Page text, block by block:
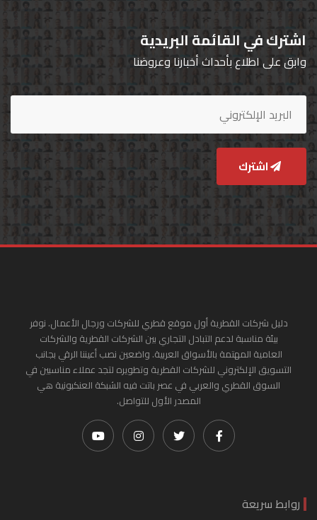
اشترك في القائمة البريدية
وابق على اطلاع بأحداث أخبارنا وعروضنا
اشترك
دليل شركات القطرية أول موقع قطري للشركات ورجال الأعمال. نوفر
بيئة مناسبة لدعم التبادل التجاري بين الشركات القطرية والشركات
العامية المهتمة بالأسواق العربية. واضعين نصب أعيننا الرقي بجانب
التسويق الإلكتروني للشركات القطرية وتطويره لتجد عملاء مناسبين في
السوق القطري والعربي في عصر باتت فيه الشبكة العنكبونية هي
المصدر الأول للتواصل.
روابط سريعة